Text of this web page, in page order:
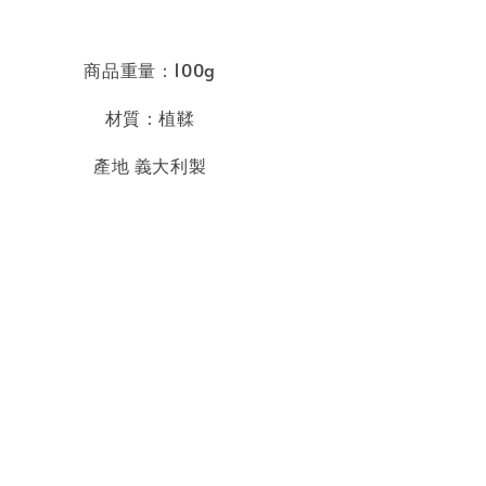
商品重量：100g
材質：植鞣
產地 義大利製